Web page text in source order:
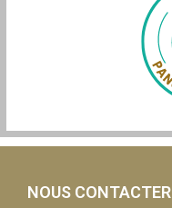
NOUS CONTACTER